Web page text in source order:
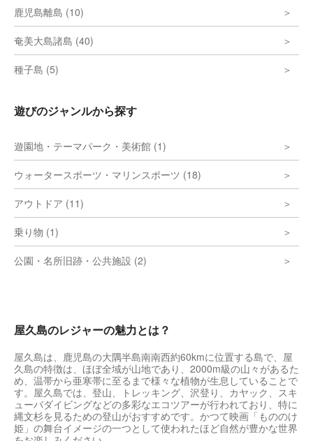
鹿児島離島 (10)
奄美大島諸島 (40)
種子島 (5)
遊びのジャンルから探す
遊園地・テーマパーク・美術館 (1)
ウォータースポーツ・マリンスポーツ (18)
アウトドア (11)
乗り物 (1)
公園・名所旧跡・公共施設 (2)
屋久島のレジャーの魅力とは？
屋久島は、鹿児島の大隅半島南南西約60kmに位置する島で、屋
久島の特徴は、ほぼ全域が山地であり、2000m級の山々があるた
め、温帯から亜寒帯に至るまで様々な植物が生息していることで
す。屋久島では、登山、トレッキング、沢登り、カヤック、スキ
ューバダイビングなどの多彩なエコツアーが行われており、特に
縄文杉を見るための登山がおすすめです。かつて映画「もののけ
姫」の舞台イメージの一つとして使われたほど自然が豊かな世界